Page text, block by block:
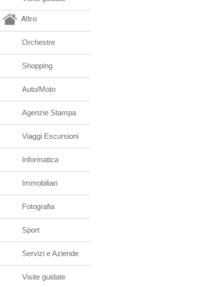
Altro
Orchestre
Shopping
Auto/Moto
Agenzie Stampa
Viaggi Escursioni
Informatica
Immobiliari
Fotografia
Sport
Servizi e Aziende
Visite guidate